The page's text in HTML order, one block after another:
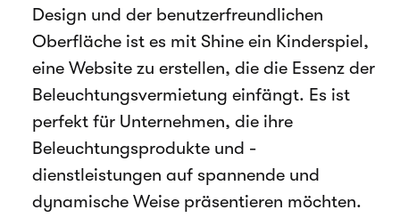
Design und der benutzerfreundlichen
Oberfläche ist es mit Shine ein Kinderspiel,
eine Website zu erstellen, die die Essenz der
Beleuchtungsvermietung einfängt. Es ist
perfekt für Unternehmen, die ihre
Beleuchtungsprodukte und -
dienstleistungen auf spannende und
dynamische Weise präsentieren möchten.